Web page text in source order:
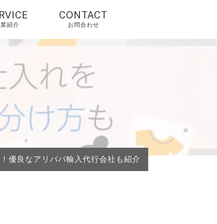
紹介
代行・アリババ
れ代行
クスプレス（当社
で2%OFF）
OEM・OEM代行
CONTACT
お問合わせ
優良なアリババ輸入代行会社も紹介